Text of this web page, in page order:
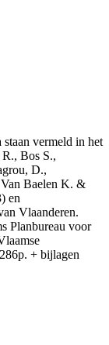
staan vermeld in het
Bos S.,
D.,
Baelen K. &
en
Vlaanderen.
Planbureau voor
+ bijlagen